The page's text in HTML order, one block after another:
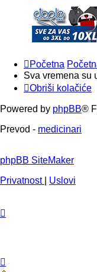
Početna
Sva vremena su
Obriši kolačiće
Powered by phpBB®
Prevod - medicinari
phpBB SiteMaker
Privatnost
Uslovi